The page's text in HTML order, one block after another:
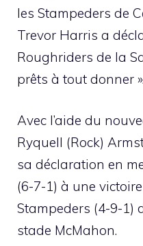
les Stampeders de
Trevor Harris a
Roughriders de la
prêts à tout donner ».
Avec l’aide du
Ryquell (Rock)
sa déclaration en
(6-7-1) à une
Stampeders (4-9-1)
stade McMahon.